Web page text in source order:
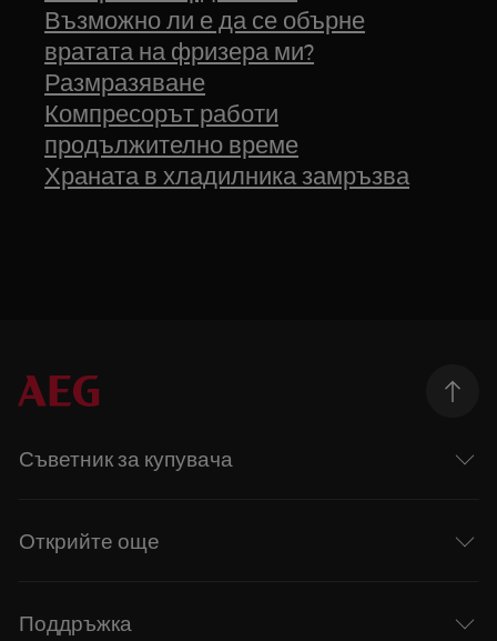
Възможно ли е да се обърне
вратата на фризера ми?
Размразяване
Компресорът работи
продължително време
Храната в хладилника замръзва
Съветник за купувача
Открийте още
Поддръжка